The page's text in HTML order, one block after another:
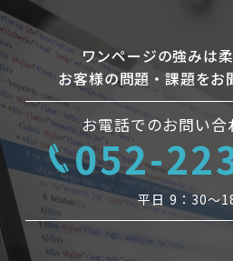
ワンページの強みは
お客様の問題・課題をお
お電話でのお問い合
052-
平日 9：30〜